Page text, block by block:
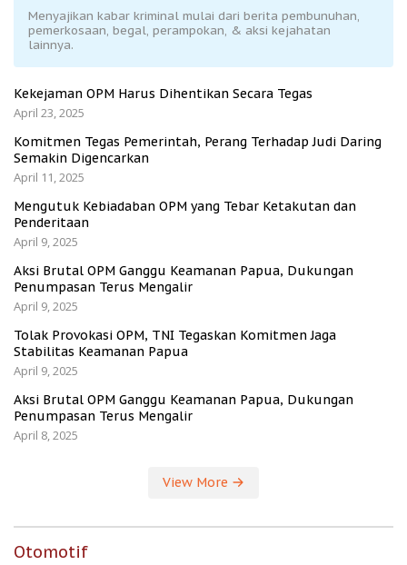
Menyajikan kabar kriminal mulai dari berita pembunuhan,
pemerkosaan, begal, perampokan, & aksi kejahatan
lainnya.
Kekejaman OPM Harus Dihentikan Secara Tegas
April 23, 2025
Komitmen Tegas Pemerintah, Perang Terhadap Judi Daring
Semakin Digencarkan
April 11, 2025
Mengutuk Kebiadaban OPM yang Tebar Ketakutan dan
Penderitaan
April 9, 2025
Aksi Brutal OPM Ganggu Keamanan Papua, Dukungan
Penumpasan Terus Mengalir
April 9, 2025
Tolak Provokasi OPM, TNI Tegaskan Komitmen Jaga
Stabilitas Keamanan Papua
April 9, 2025
Aksi Brutal OPM Ganggu Keamanan Papua, Dukungan
Penumpasan Terus Mengalir
April 8, 2025
View More
Otomotif